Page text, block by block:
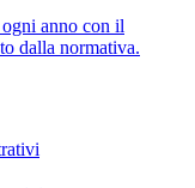
anno con il
dalla normativa.